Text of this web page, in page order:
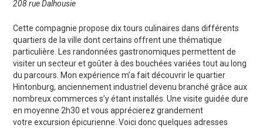
208 rue Dalhousie
Cette compagnie propose dix tours culinaires dans différents
quartiers de la ville dont certains offrent une thématique
particulière. Les randonnées gastronomiques permettent de
visiter un secteur et goûter à des bouchées variées tout au long
du parcours. Mon expérience m’a fait découvrir le quartier
Hintonburg, anciennement industriel devenu branché grâce aux
nombreux commerces s’y étant installés. Une visite guidée dure
en moyenne 2h30 et vous apprécierez grandement
votre excursion épicurienne. Voici donc quelques adresses